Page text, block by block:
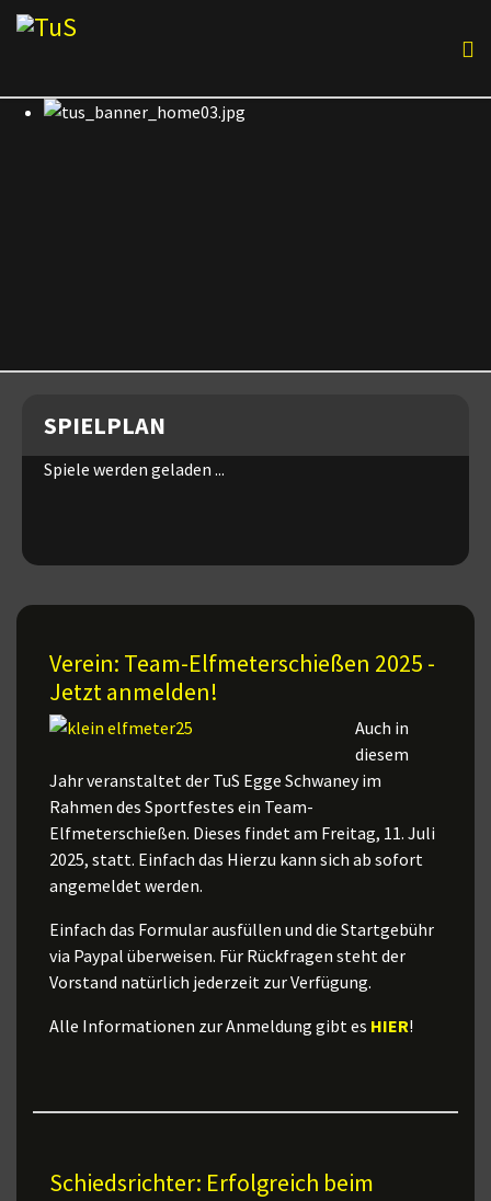
SPIELPLAN
Spiele werden geladen ...
Verein: Team-Elfmeterschießen 2025 -
Jetzt anmelden!
Auch in
diesem
Jahr veranstaltet der TuS Egge Schwaney im
Rahmen des Sportfestes ein Team-
Elfmeterschießen. Dieses findet am Freitag, 11. Juli
2025, statt. Einfach das Hierzu kann sich ab sofort
angemeldet werden.
Einfach das Formular ausfüllen und die Startgebühr
via Paypal überweisen. Für Rückfragen steht der
Vorstand natürlich jederzeit zur Verfügung.
Alle Informationen zur Anmeldung gibt es HIER!
Schiedsrichter: Erfolgreich beim